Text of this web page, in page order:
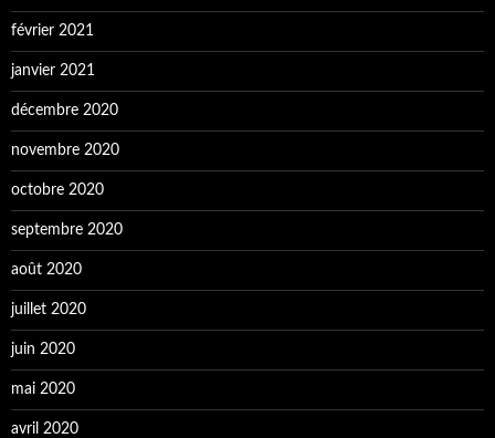
février 2021
janvier 2021
décembre 2020
novembre 2020
octobre 2020
septembre 2020
août 2020
juillet 2020
juin 2020
mai 2020
avril 2020